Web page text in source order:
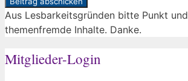
Aus Lesbarkeitsgründen bitte Punkt
themenfremde Inhalte. Danke.
Mitglieder-Login